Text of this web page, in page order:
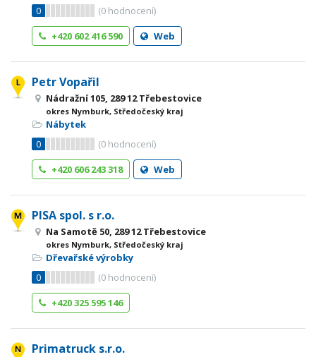
0 (0 hodnocení)
+420 602 416 590
Web
Petr Vopařil
Nádražní 105, 289 12 Třebestovice
okres Nymburk, Středočeský kraj
Nábytek
0
(0 hodnocení)
+420 606 243 318
Web
PISA spol. s r.o.
Na Samotě 50, 289 12 Třebestovice
okres Nymburk, Středočeský kraj
Dřevařské výrobky
0
(0 hodnocení)
+420 325 595 146
Primatruck s.r.o.